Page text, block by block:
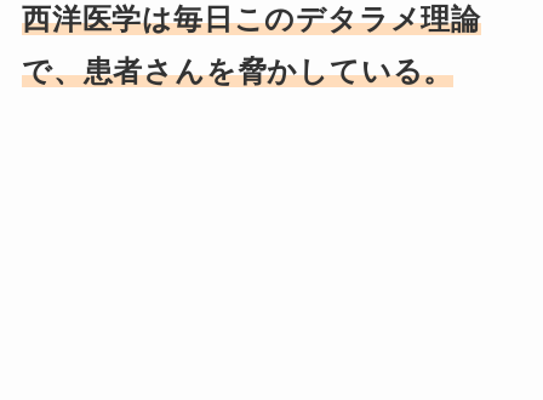
西洋医学は毎日このデタラメ理論
で、患者さんを脅かしている。